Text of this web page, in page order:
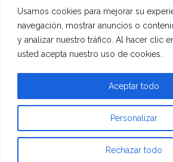
Usamos cookies para mejorar su
navegación, mostrar anuncios o
y analizar nuestro tráfico. Al hacer clic
usted acepta nuestro uso de cookies.
Personalizar
Rechazar todo
Aceptar todo
Inicio Entrevistas
Contacto